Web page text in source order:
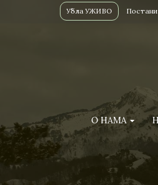
Убла УЖИВО Постани
О НАМА